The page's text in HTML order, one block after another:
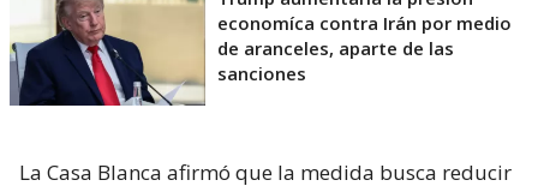
economíca contra Irán por medio
de aranceles, aparte de las
sanciones
La Casa Blanca afirmó que la medida busca reducir